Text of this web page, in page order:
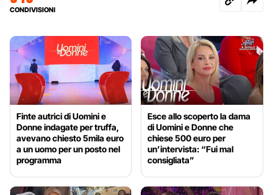
CONDIVISIONI
Finte autrici di Uomini e
Donne indagate per truffa,
avevano chiesto 5mila euro
a un uomo per un posto nel
programma
Esce allo scoperto la dama
di Uomini e Donne che
chiese 500 euro per
un’intervista: “Fui mal
consigliata”